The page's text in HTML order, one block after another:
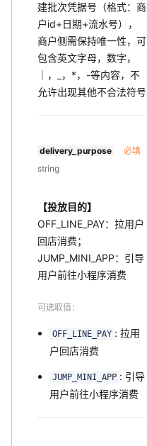
建批次凭据号（格式：商
户id+日期+流水号），
商户侧需保持唯一性，可
包含英文字母，数字，
｜，_，*，-等内容，不
允许出现其他不合法符号
delivery_purpose
必填
string
【投放目的】
OFF_LINE_PAY：拉用户
回店消费；
JUMP_MINI_APP：引导
用户前往小程序消费
可选取值：
OFF_LINE_PAY : 拉用
户回店消费
JUMP_MINI_APP : 引导
用户前往小程序消费